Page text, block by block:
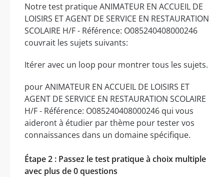
Notre test pratique ANIMATEUR EN ACCUEIL DE
LOISIRS ET AGENT DE SERVICE EN RESTAURATION
SCOLAIRE H/F - Référence: O085240408000246
couvrait les sujets suivants:
Itérer avec un loop pour montrer tous les sujets.
pour ANIMATEUR EN ACCUEIL DE LOISIRS ET
AGENT DE SERVICE EN RESTAURATION SCOLAIRE
H/F - Référence: O085240408000246 qui vous
aideront à étudier par thème pour tester vos
connaissances dans un domaine spécifique.
Étape 2 : Passez le test pratique à choix multiple
avec plus de 0 questions